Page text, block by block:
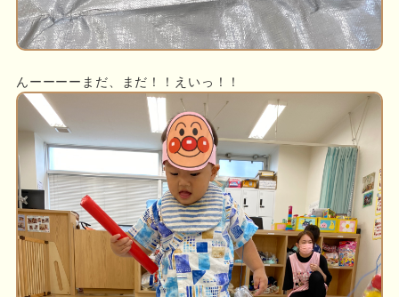
んーーーーまだ、まだ！！えいっ！！